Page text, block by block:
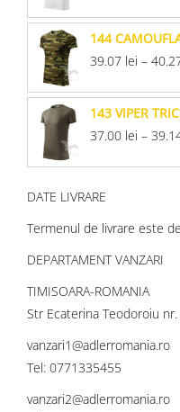
144
39.07 lei –
143 VIPER
37.00 lei –
DATE LIVRARE
Termenul de livrare este
DEPARTAMENT VANZARI
TIMISOARA-ROMANIA
Str Ecaterina Teodoroiu
vanzari1@adlerromania.ro
Tel: 0771335455
vanzari2@adlerromania.ro